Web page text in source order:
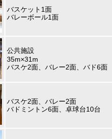
バスケット1面
バレーボール1面
公共施設
35m×31m
バスケ2面、バレー2面、バド6面
バスケ2面、バレー2面
バドミントン6面、卓球台10台